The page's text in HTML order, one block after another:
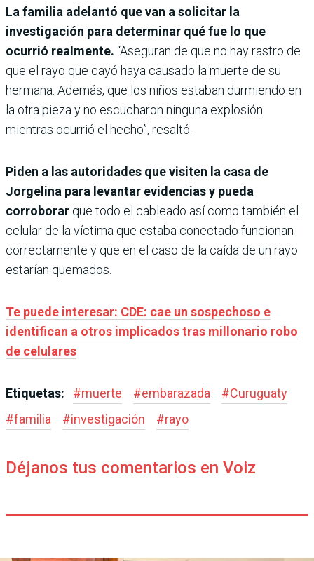
La familia adelantó que van a solicitar la
investigación para determinar qué fue lo que
ocurrió realmente. “Aseguran de que no hay rastro de
que el rayo que cayó haya causado la muerte de su
hermana. Además, que los niños estaban durmiendo en
la otra pieza y no escucharon ninguna explosión
mientras ocurrió el hecho”, resaltó.
Piden a las autoridades que visiten la casa de
Jorgelina para levantar evidencias y pueda
corroborar que todo el cableado así como también el
celular de la víctima que estaba conectado funcionan
correctamente y que en el caso de la caída de un rayo
estarían quemados.
Te puede interesar: CDE: cae un sospechoso e
identifican a otros implicados tras millonario robo
de celulares
Etiquetas: #muerte #embarazada #Curuguaty
#familia #investigación #rayo
Déjanos tus comentarios en Voiz